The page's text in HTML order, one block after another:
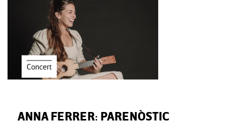
Concert
ANNA FERRER: PARENÒSTIC